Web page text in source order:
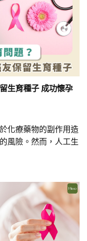
生育種子 成功懷孕
化療藥物的副作用造
風險。然而，人工生